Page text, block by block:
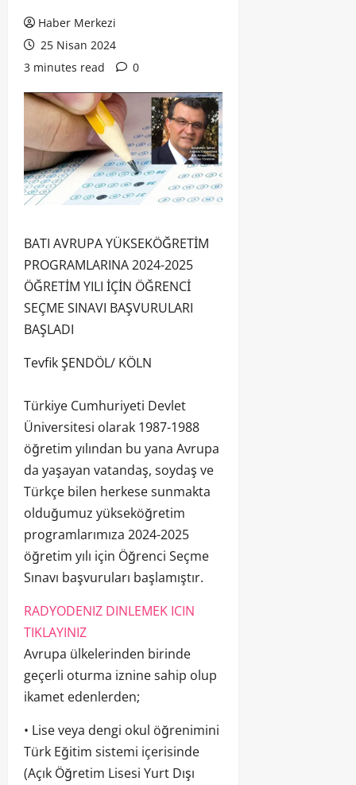
Haber Merkezi
25 Nisan 2024
3 minutes read
0
BATI AVRUPA YÜKSEKÖĞRETİM
PROGRAMLARINA 2024-2025
ÖĞRETİM YILI İÇİN ÖĞRENCİ
SEÇME SINAVI BAŞVURULARI
BAŞLADI
Tevfik ŞENDÖL/ KÖLN
Türkiye Cumhuriyeti Devlet
Üniversitesi olarak 1987-1988
öğretim yılından bu yana Avrupa
da yaşayan vatandaş, soydaş ve
Türkçe bilen herkese sunmakta
olduğumuz yükseköğretim
programlarımıza 2024-2025
öğretim yılı için Öğrenci Seçme
Sınavı başvuruları başlamıştır.
RADYODENIZ DINLEMEK ICIN
TIKLAYINIZ
Avrupa ülkelerinden birinde
geçerli oturma iznine sahip olup
ikamet edenlerden;
• Lise veya dengi okul öğrenimini
Türk Eğitim sistemi içerisinde
(Açık Öğretim Lisesi Yurt Dışı